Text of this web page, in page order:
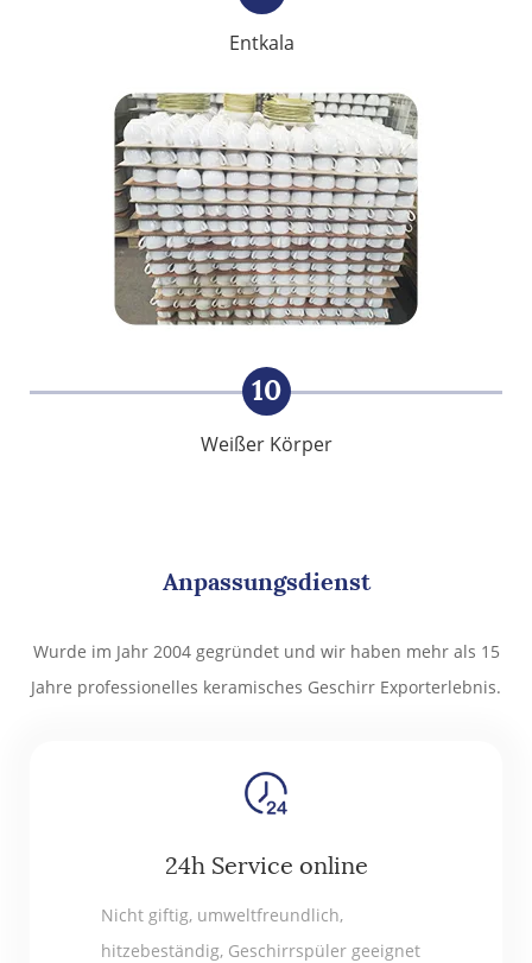
Entkala
10
Weißer Körper
Anpassungsdienst
Wurde im Jahr 2004 gegründet und wir haben mehr als 15
Jahre professionelles keramisches Geschirr Exporterlebnis.
24h Service online
Nicht giftig, umweltfreundlich,
hitzebeständig, Geschirrspüler geeignet